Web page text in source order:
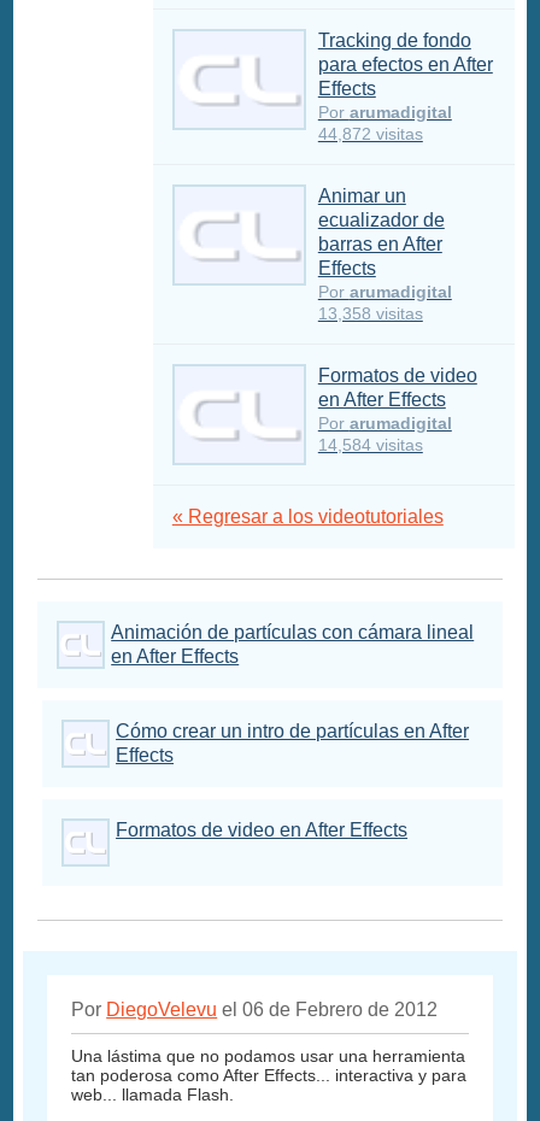
Tracking de fondo
para efectos en After
Effects
Por arumadigital
44,872 visitas
Animar un
ecualizador de
barras en After
Effects
Por arumadigital
13,358 visitas
Formatos de video
en After Effects
Por arumadigital
14,584 visitas
« Regresar a los videotutoriales
Animación de partículas con cámara lineal
en After Effects
Cómo crear un intro de partículas en After
Effects
Formatos de video en After Effects
Por DiegoVelevu el 06 de Febrero de 2012
Una lástima que no podamos usar una herramienta
tan poderosa como After Effects... interactiva y para
web... llamada Flash.